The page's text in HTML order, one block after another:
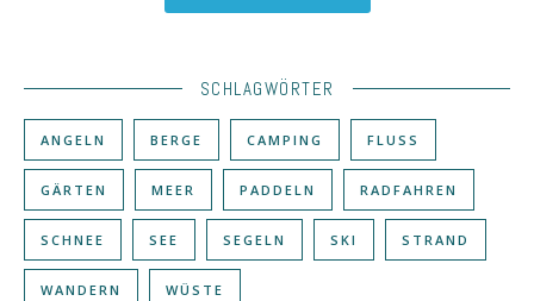
SCHLAGWÖRTER
ANGELN BERGE CAMPING FLUSS
GÄRTEN MEER PADDELN RADFAHREN
SCHNEE SEE SEGELN SKI STRAND
WANDERN WÜSTE